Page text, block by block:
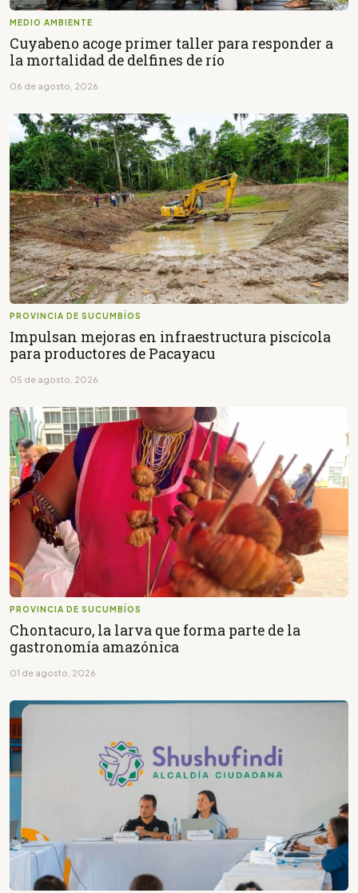
MEDIO AMBIENTE
Cuyabeno acoge primer taller para responder a
la mortalidad de delfines de río
06 de agosto, 2026
PROVINCIA DE SUCUMBÍOS
Impulsan mejoras en infraestructura piscícola
para productores de Pacayacu
05 de agosto, 2026
PROVINCIA DE SUCUMBÍOS
Chontacuro, la larva que forma parte de la
gastronomía amazónica
01 de agosto, 2026